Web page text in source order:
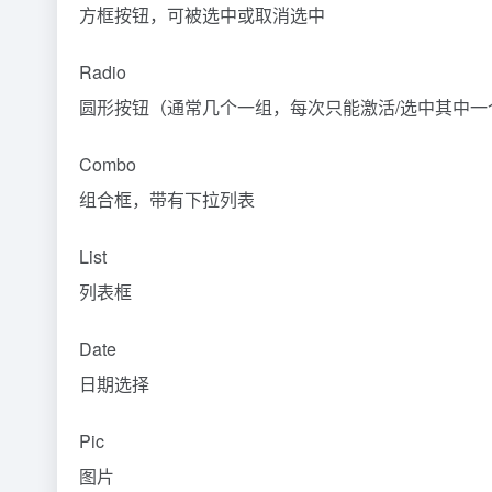
方框按钮，可被选中或取消选中
Radio
圆形按钮（通常几个一组，每次只能激活/选中其中
Combo
组合框，带有下拉列表
List
列表框
Date
日期选择
Pic
图片